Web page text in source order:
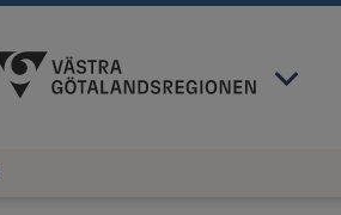
Du har valt regionVästra Götaland